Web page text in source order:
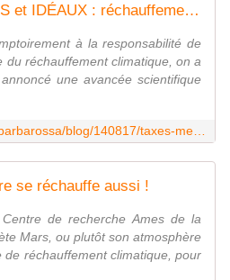
TAXES, MENSONGES et IDÉAUX : réchauffement climatique, une arnaque bien orchestrée
à la responsabilité de
du réchauffement climatique, on a
une avancée scientifique
se réchauffe aussi !
de recherche Ames de la
Mars, ou plutôt son atmosphère
de réchauffement climatique, pour